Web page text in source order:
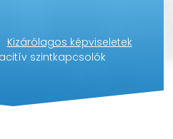
Kizárólagos képviseletek
szintkapcsolók